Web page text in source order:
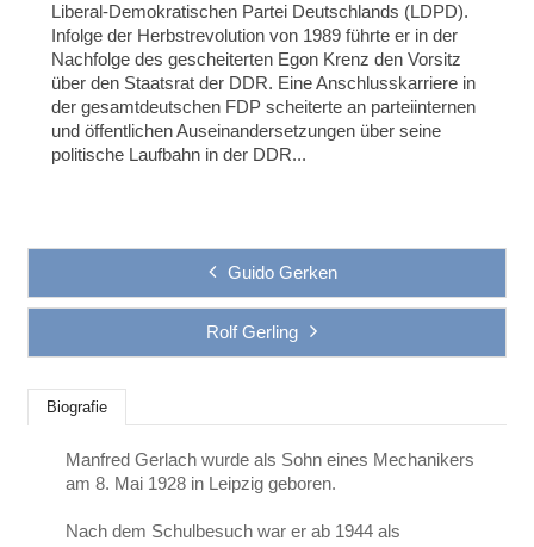
Liberal-Demokratischen Partei Deutschlands (LDPD).
Infolge der Herbstrevolution von 1989 führte er in der
Nachfolge des gescheiterten Egon Krenz den Vorsitz
über den Staatsrat der DDR. Eine Anschlusskarriere in
der gesamtdeutschen FDP scheiterte an parteiinternen
und öffentlichen Auseinandersetzungen über seine
politische Laufbahn in der DDR...
Guido Gerken
Rolf Gerling
Biografie
Manfred Gerlach wurde als Sohn eines Mechanikers
am 8. Mai 1928 in Leipzig geboren.
Nach dem Schulbesuch war er ab 1944 als